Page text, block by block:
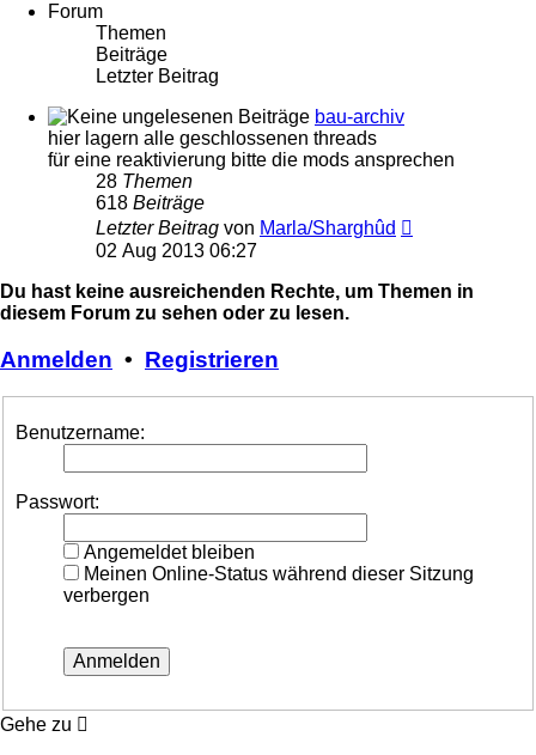
Forum
Themen
Beiträge
Letzter Beitrag
bau-archiv
hier lagern alle geschlossenen threads
für eine reaktivierung bitte die mods ansprechen
28 Themen
618 Beiträge
Letzter Beitrag von Marla/Sharghûd
02 Aug 2013 06:27
Du hast keine ausreichenden Rechte, um Themen in
diesem Forum zu sehen oder zu lesen.
Anmelden • Registrieren
Benutzername:
Passwort:
Angemeldet bleiben
Meinen Online-Status während dieser Sitzung
verbergen
Gehe zu